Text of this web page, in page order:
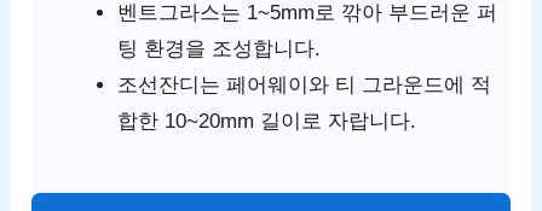
벤트그라스는 1~5mm로 깎아 부드러운 퍼
팅 환경을 조성합니다.
조선잔디는 페어웨이와 티 그라운드에 적
합한 10~20mm 길이로 자랍니다.